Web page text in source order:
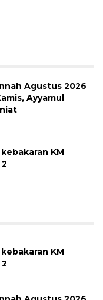
Agustus 2026
Ayyamul
KM
KM